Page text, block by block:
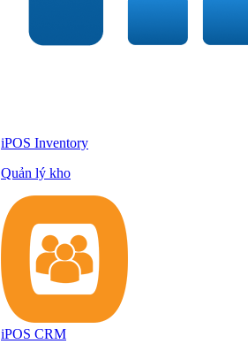
iPOS Inventory
Quản lý kho
iPOS CRM